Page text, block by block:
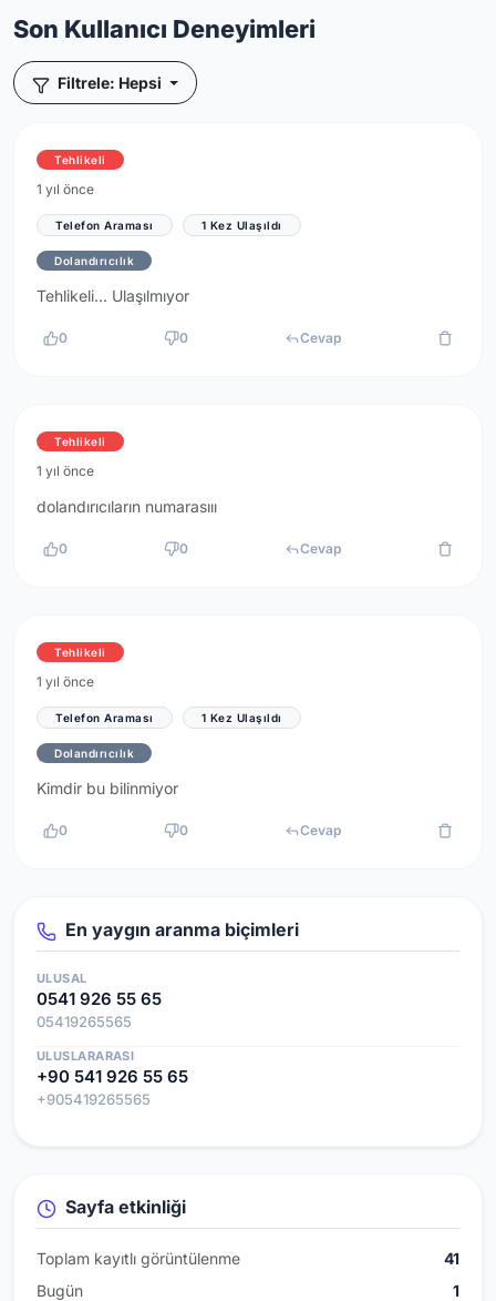
Son Kullanıcı Deneyimleri
Filtrele: Hepsi
Tehlikeli
1 yıl önce
Telefon Araması 1 Kez Ulaşıldı
Dolandırıcılık
Tehlikeli... Ulaşılmıyor
0 0 Cevap
Tehlikeli
1 yıl önce
dolandırıcıların numarasııı
0 0 Cevap
Tehlikeli
1 yıl önce
Telefon Araması 1 Kez Ulaşıldı
Dolandırıcılık
Kimdir bu bilinmiyor
0 0 Cevap
En yaygın aranma biçimleri
ULUSAL
0541 926 55 65
05419265565
ULUSLARARASI
+90 541 926 55 65
+905419265565
Sayfa etkinliği
Toplam kayıtlı görüntülenme
41
Bugün
1